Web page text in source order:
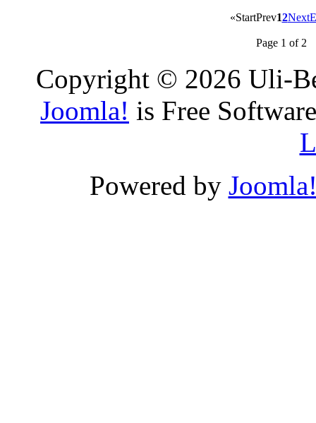
«StartPrev12Next
Page 1 of 2
Copyright © 2026 Uli-
Joomla! is Free
Powered by